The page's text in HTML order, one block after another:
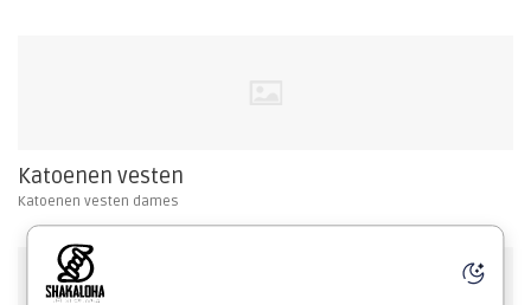
Katoenen vesten
Katoenen vesten dames